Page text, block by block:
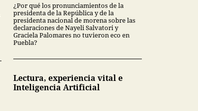
¿Por qué los pronunciamientos de la
presidenta de la República y de la
presidenta nacional de morena sobre las
declaraciones de Nayeli Salvatori y
Graciela Palomares no tuvieron eco en
Puebla?
Lectura, experiencia vital e
Inteligencia Artificial